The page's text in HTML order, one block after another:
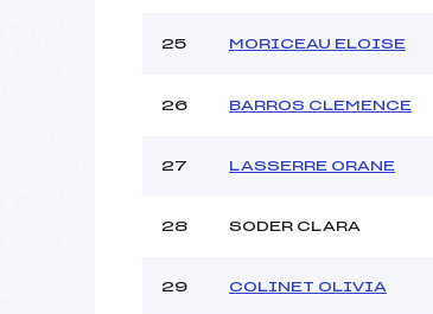
25 MORICEAU ELOISE
26 BARROS CLEMENCE
27 LASSERRE ORANE
28 SODER CLARA
29 COLINET OLIVIA